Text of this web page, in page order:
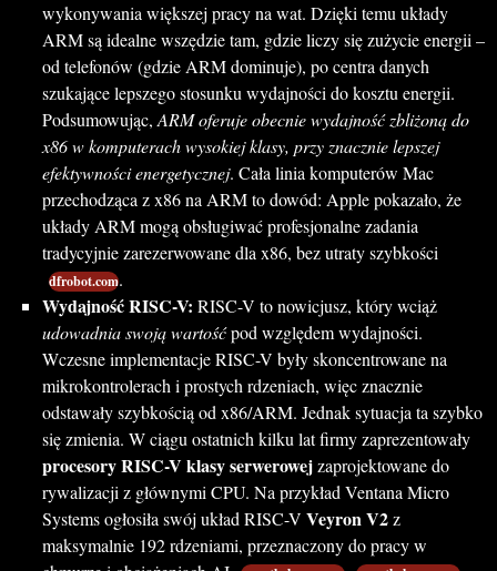
wykonywania większej pracy na wat. Dzięki temu układy
ARM są idealne wszędzie tam, gdzie liczy się zużycie energii –
od telefonów (gdzie ARM dominuje), po centra danych
szukające lepszego stosunku wydajności do kosztu energii.
Podsumowując,ARM oferuje obecnie wydajność zbliżoną do
x86 w komputerach wysokiej klasy, przy znacznie lepszej
efektywności energetycznej. Cała linia komputerów Mac
przechodząca z x86 na ARM to dowód: Apple pokazało, że
układy ARM mogą obsługiwać profesjonalne zadania
tradycyjnie zarezerwowane dla x86, bez utraty szybkości
dfrobot.com.
Wydajność RISC-V: RISC-V to nowicjusz, który wciąż
udowadnia swoją wartośćpod względem wydajności.
Wczesne implementacje RISC-V były skoncentrowane na
mikrokontrolerach i prostych rdzeniach, więc znacznie
odstawały szybkością od x86/ARM. Jednak sytuacja ta szybko
się zmienia. W ciągu ostatnich kilku lat firmy zaprezentowały
procesory RISC-V klasy serwerowejzaprojektowane do
rywalizacji z głównymi CPU. Na przykład Ventana Micro
Systems ogłosiła swój układ RISC-V Veyron V2z
maksymalnie 192 rdzeniami, przeznaczony do pracy w